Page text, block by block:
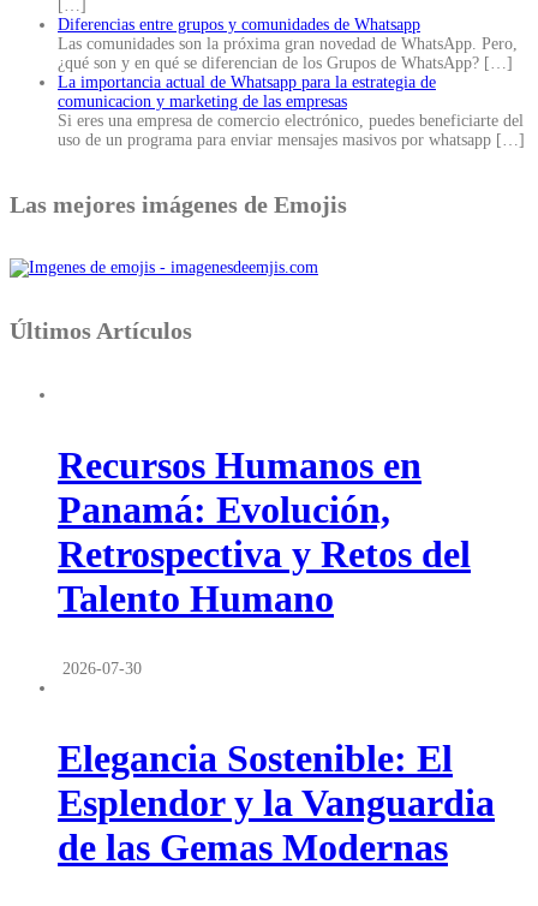
[…]
Diferencias entre grupos y comunidades de Whatsapp
Las comunidades son la próxima gran novedad de WhatsApp. Pero,
¿qué son y en qué se diferencian de los Grupos de WhatsApp? […]
La importancia actual de Whatsapp para la estrategia de
comunicacion y marketing de las empresas
Si eres una empresa de comercio electrónico, puedes beneficiarte del
uso de un programa para enviar mensajes masivos por whatsapp […]
Las mejores imágenes de Emojis
Últimos Artículos
Recursos Humanos en
Panamá: Evolución,
Retrospectiva y Retos del
Talento Humano
2026-07-30
Elegancia Sostenible: El
Esplendor y la Vanguardia
de las Gemas Modernas